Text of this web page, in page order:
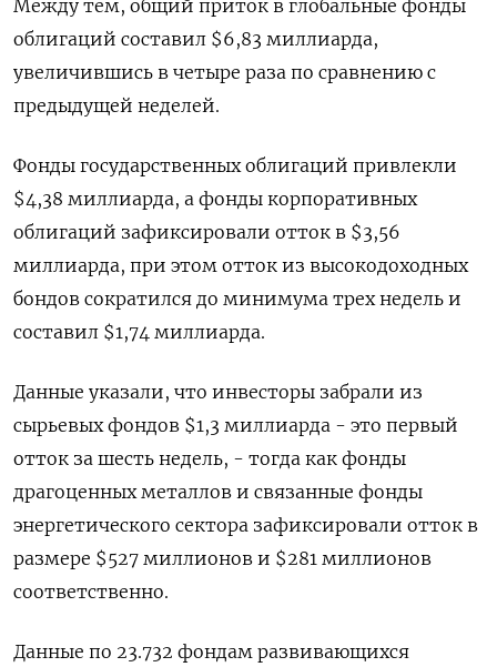
Между тем, общий приток в глобальные фонды
облигаций составил $6,83 миллиарда,
увеличившись в четыре раза по сравнению с
предыдущей неделей.
Фонды государственных облигаций привлекли
$4,38 миллиарда, а фонды корпоративных
облигаций зафиксировали отток в $3,56
миллиарда, при этом отток из высокодоходных
бондов сократился до минимума трех недель и
составил $1,74 миллиарда.
Данные указали, что инвесторы забрали из
сырьевых фондов $1,3 миллиарда - это первый
отток за шесть недель, - тогда как фонды
драгоценных металлов и связанные фонды
энергетического сектора зафиксировали отток в
размере $527 миллионов и $281 миллионов
соответственно.
Данные по 23.732 фондам развивающихся